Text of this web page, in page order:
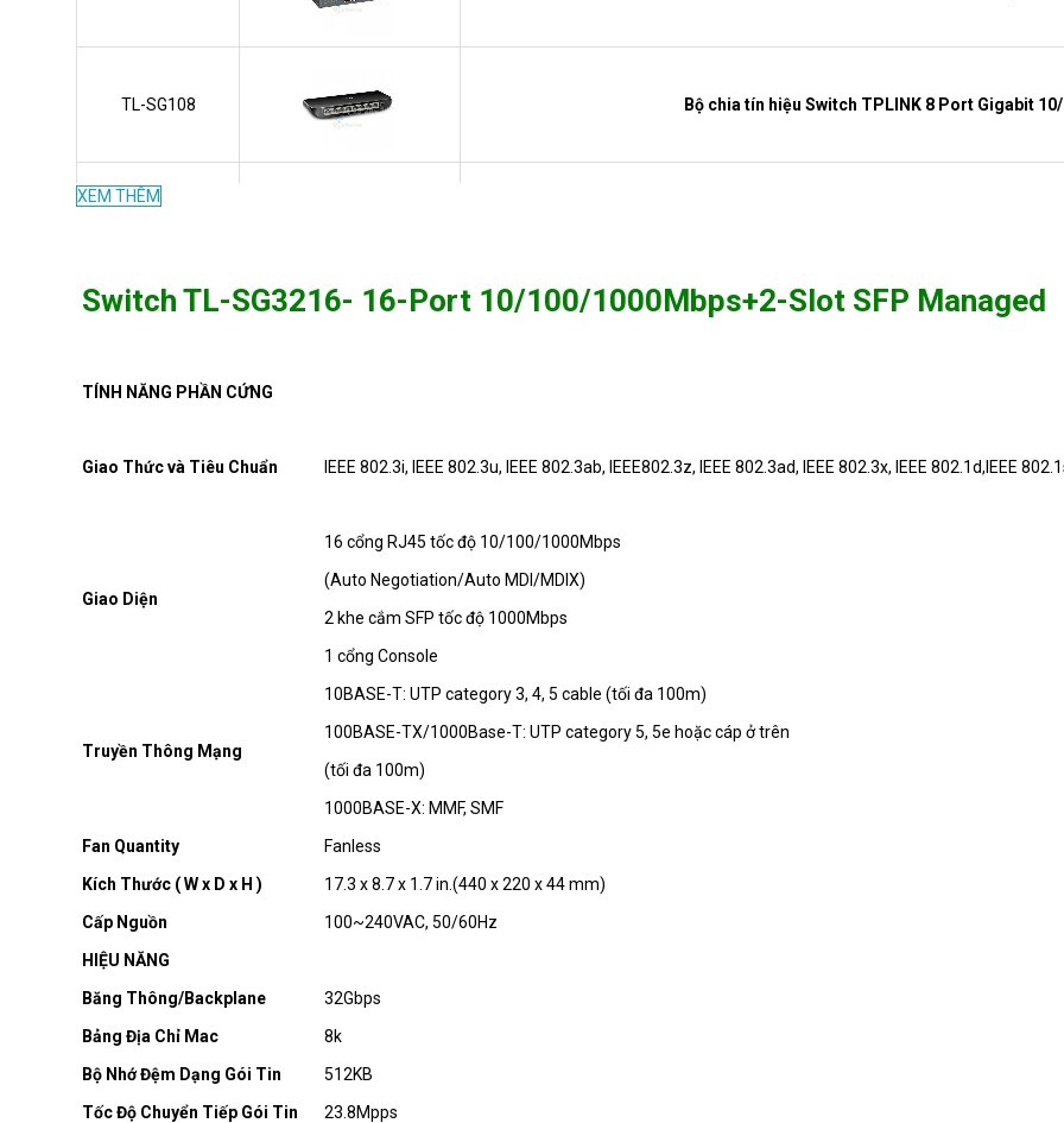
TL-SG108 Bộ chia tín hiệu Switch TPLINK 8 Port Gigabit
XEM THÊM
Switch TL-SG3216- 16-Port 10/100/1000Mbps+2-Slot SFP Managed
TÍNH NĂNG PHẦN CỨNG
Giao Thức và Tiêu Chuẩn IEEE 802.3i, IEEE 802.3u, IEEE 802.3ab, IEEE802.3z, IEEE 802.3ad, IEEE 802.3x, IEEE 802.1d,IEEE
Giao Diện
16 cổng RJ45 tốc độ 10/100/1000Mbps
(Auto Negotiation/Auto MDI/MDIX)
2 khe cắm SFP tốc độ 1000Mbps
1 cổng Console
Truyền Thông Mạng
10BASE-T: UTP category 3, 4, 5 cable (tối đa 100m)
100BASE-TX/1000Base-T: UTP category 5, 5e hoặc cáp ở trên
(tối đa 100m)
1000BASE-X: MMF, SMF
Fan Quantity
Fanless
Kích Thước ( W x D x H )
17.3 x 8.7 x 1.7 in.(440 x 220 x 44 mm)
Cấp Nguồn
100~240VAC, 50/60Hz
HIỆU NĂNG
Băng Thông/Backplane
32Gbps
Bảng Địa Chỉ Mac
8k
Bộ Nhớ Đệm Dạng Gói Tin
512KB
Tốc Độ Chuyển Tiếp Gói Tin
23.8Mpps